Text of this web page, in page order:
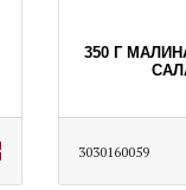
350 Г
3030160059